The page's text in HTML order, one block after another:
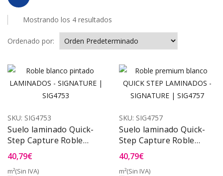
Mostrando los 4 resultados
Ordenado por:
SKU: SIG4753
Suelo laminado Quick-
Step Capture Roble
Blanco Pintado SIG4753
40,79€
m²(Sin IVA)
SKU: SIG4757
Suelo laminado Quick-
Step Capture Roble
Premium Blanco
SIG4757
40,79€
m²(Sin IVA)